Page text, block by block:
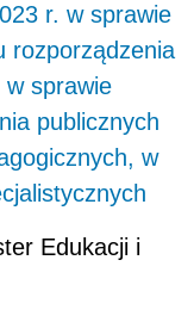
r. w sprawie
rozporządzenia
w sprawie
publicznych
w
Edukacji i